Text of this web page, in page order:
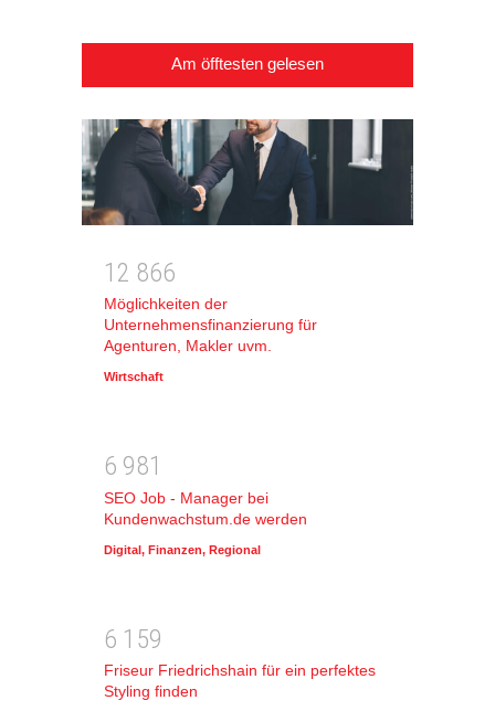
Am öfftesten gelesen
1 2 866
Möglichkeiten der
Unternehmensfinanzierung für
Agenturen, Makler uvm.
Wirtschaft
6 981
SEO Job - Manager bei
Kundenwachstum.de werden
Digital, Finanzen, Regional
6 1 59
Friseur Friedrichshain für ein perfektes
Styling finden